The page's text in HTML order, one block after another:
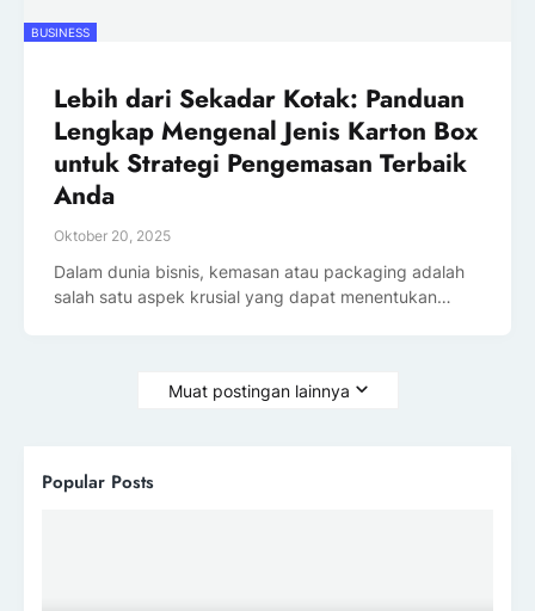
BUSINESS
Lebih dari Sekadar Kotak: Panduan
Lengkap Mengenal Jenis Karton Box
untuk Strategi Pengemasan Terbaik
Anda
Oktober 20, 2025
Dalam dunia bisnis, kemasan atau packaging adalah
salah satu aspek krusial yang dapat menentukan…
Muat postingan lainnya
Popular Posts